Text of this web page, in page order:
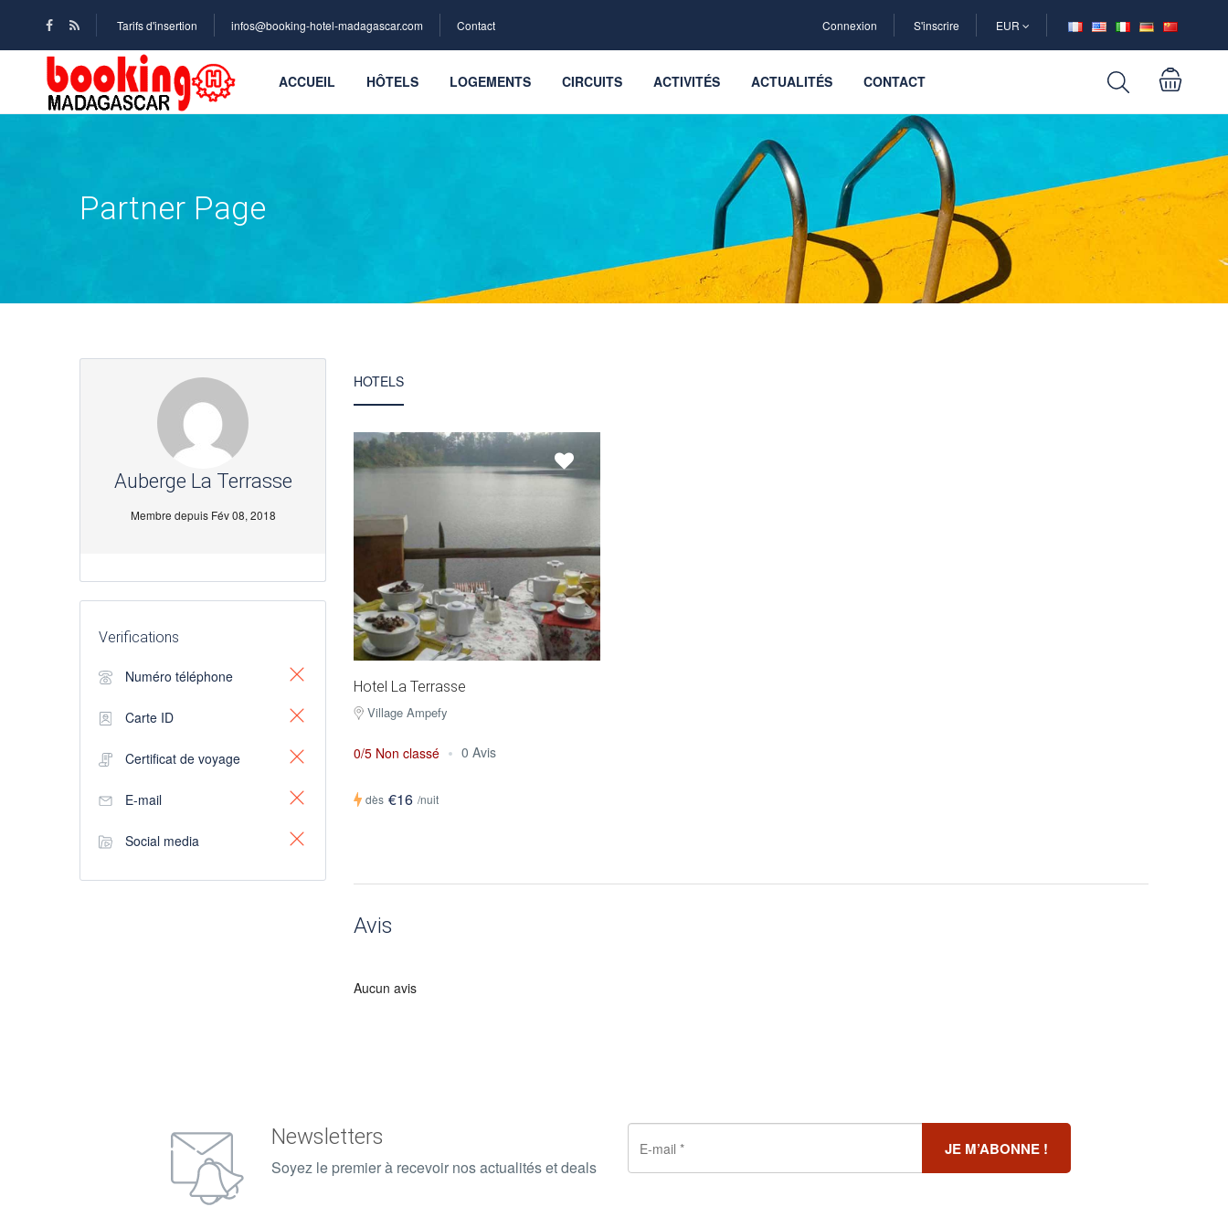
Tarifs d'insertion infos@booking-hotel-madagascar.com Contact Connexion S'inscrire EUR
ACCUEIL HÔTELS LOGEMENTS CIRCUITS ACTIVITÉS ACTUALITÉS CONTACT
Partner Page
Auberge La Terrasse
Membre depuis Fév 08, 2018
Verifications
Numéro téléphone
Carte ID
Certificat de voyage
E-mail
Social media
HOTELS
Hotel La Terrasse
Village Ampefy
0/5 Non classé 0 Avis
dès €16 /nuit
Avis
Aucun avis
Newsletters
Soyez le premier à recevoir nos actualités et deals